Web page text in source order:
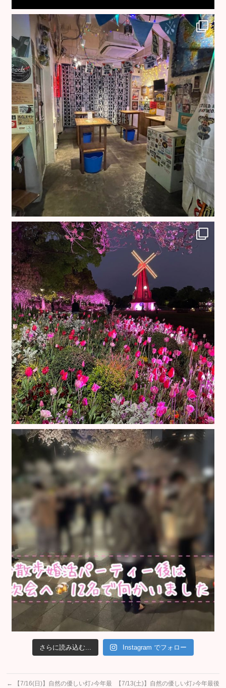
さらに読み込む... Instagram でフォロー
←
【7/16(日)】自然の優しい灯♪今年最
【7/13(土)】自然の優しい灯♪今年最後